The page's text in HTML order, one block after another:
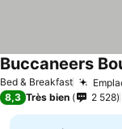
Bed & Breakfast
Buccaneers
8,3 Très bien 2 528